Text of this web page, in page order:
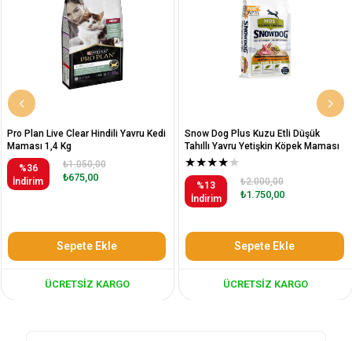
Pro Plan Live Clear Hindili Yavru Kedi
Maması 1,4 Kg
%36
İndirim
₺675,00
₺1.050,00
Sepete Ekle
ÜCRETSIZ KARGO
Snow Dog Plus Kuzu Etli Düşük
Tahıllı Yavru Yetişkin Köpek Maması
12 Kg
★★★★★
%13
İndirim
₺1.750,00
₺2.000,00
Sepete Ekle
ÜCRETSIZ KARGO